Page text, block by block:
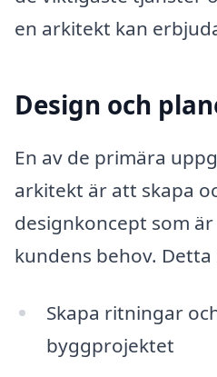
en arkitekt kan
Design och
En av de primära
arkitekt är att skapa
designkoncept som
kundens behov.
Skapa ritningar
byggprojektet